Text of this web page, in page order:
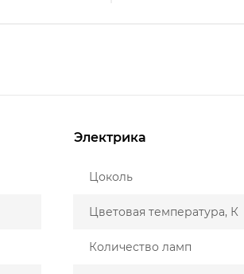
Электрика
Цоколь
Цветовая температура, К
Количество ламп